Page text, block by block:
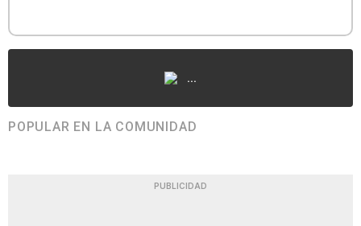
...
POPULAR EN LA COMUNIDAD
PUBLICIDAD